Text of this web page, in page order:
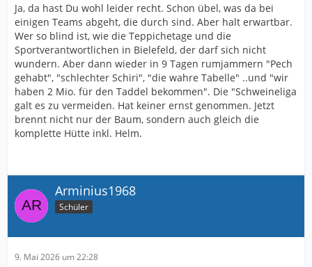
Ja, da hast Du wohl leider recht. Schon übel, was da bei
einigen Teams abgeht, die durch sind. Aber halt erwartbar.
Wer so blind ist, wie die Teppichetage und die
Sportverantwortlichen in Bielefeld, der darf sich nicht
wundern. Aber dann wieder in 9 Tagen rumjammern "Pech
gehabt", "schlechter Schiri", "die wahre Tabelle" ..und "wir
haben 2 Mio. für den Taddel bekommen". Die "Schweineliga
galt es zu vermeiden. Hat keiner ernst genommen. Jetzt
brennt nicht nur der Baum, sondern auch gleich die
komplette Hütte inkl. Helm.
Arminius1968
Schüler
9. Mai 2026 um 22:28